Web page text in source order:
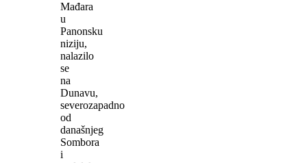
Mađara
u
Panonsku
niziju,
nalazilo
se
na
Dunavu,
severozapadno
od
današnjeg
Sombora
i